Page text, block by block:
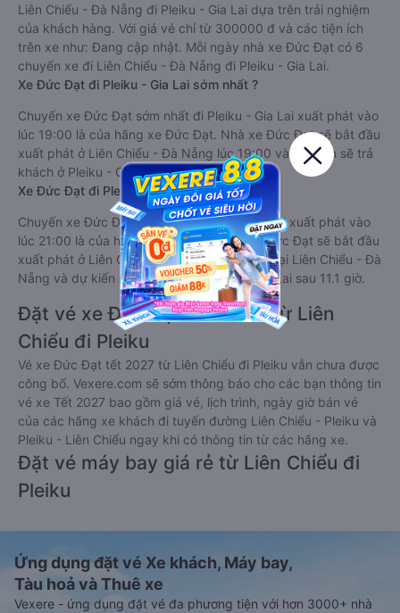
Liên Chiểu - Đà Nẵng đi Pleiku - Gia Lai dựa trên trải nghiệm
của khách hàng. Với giá vé chỉ từ 300000 đ và các tiện ích
trên xe như: Đang cập nhật. Mỗi ngày nhà xe Đức Đạt có 6
chuyến xe đi Liên Chiểu - Đà Nẵng đi Pleiku - Gia Lai.
Xe Đức Đạt đi Pleiku - Gia Lai sớm nhất ?
Chuyến xe Đức Đạt sớm nhất đi Pleiku - Gia Lai xuất phát vào
lúc 19:00 là của hãng xe Đức Đạt. Nhà xe Đức Đạt sẽ bắt đầu
xuất phát ở Liên Chiểu - Đà Nẵng lúc 19:00 và dự kiến sẽ trả
khách ở Pleiku - Gia Lai sau 11.1 giờ.
Xe Đức Đạt đi Pleiku - Gia Lai trễ nhất ?
Chuyến xe Đức Đạt trễ nhất đi Pleiku - Gia Lai xuất phát vào
lúc 21:00 là của hãng xe Đức Đạt. Nhà xe Đức Đạt sẽ bắt đầu
xuất phát ở Liên Chiểu - Đà Nẵng lúc 21:00 tại Liên Chiểu - Đà
Nẵng và dự kiến sẽ trả khách ở Pleiku - Gia Lai sau 11.1 giờ.
Đặt vé xe Đức Đạt Tết 2027 từ Liên
Chiểu đi Pleiku
Vé xe Đức Đạt tết 2027 từ Liên Chiểu đi Pleiku vẫn chưa được
công bố. Vexere.com sẽ sớm thông báo cho các bạn thông tin
vé xe Tết 2027 bao gồm giá vé, lịch trình, ngày giờ bán vé
của các hãng xe khách đi tuyến đường Liên Chiểu - Pleiku và
Pleiku - Liên Chiểu ngay khi có thông tin từ các hãng xe.
Đặt vé máy bay giá rẻ từ Liên Chiểu đi
Pleiku
Ứng dụng đặt vé Xe khách, Máy bay,
Tàu hoả và Thuê xe
Vexere - ứng dụng đặt vé đa phương tiện với hơn 3000+ nhà